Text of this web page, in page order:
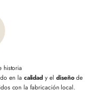
historia
en la calidad y el diseñode
con la fabricación local.